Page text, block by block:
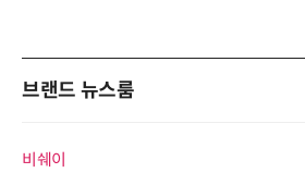
브랜드 뉴스룸
비쉐이